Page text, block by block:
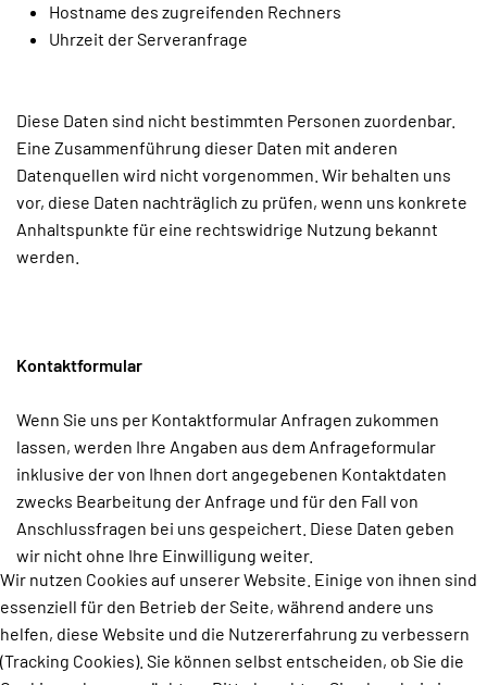
Hostname des zugreifenden Rechners
Uhrzeit der Serveranfrage
Diese Daten sind nicht bestimmten Personen zuordenbar.
Eine Zusammenführung dieser Daten mit anderen
Datenquellen wird nicht vorgenommen. Wir behalten uns
vor, diese Daten nachträglich zu prüfen, wenn uns konkrete
Anhaltspunkte für eine rechtswidrige Nutzung bekannt
werden.
Kontaktformular
Wenn Sie uns per Kontaktformular Anfragen zukommen
lassen, werden Ihre Angaben aus dem Anfrageformular
inklusive der von Ihnen dort angegebenen Kontaktdaten
zwecks Bearbeitung der Anfrage und für den Fall von
Anschlussfragen bei uns gespeichert. Diese Daten geben
wir nicht ohne Ihre Einwilligung weiter.
Wir nutzen Cookies auf unserer Website. Einige von ihnen sind
essenziell für den Betrieb der Seite, während andere uns
helfen, diese Website und die Nutzererfahrung zu verbessern
(Tracking Cookies). Sie können selbst entscheiden, ob Sie die